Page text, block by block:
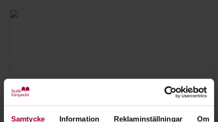
Samtycke Information Reklaminställningar Om